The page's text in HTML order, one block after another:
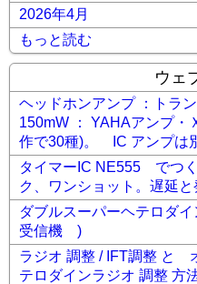
2026年4月
もっと読む
ウェ
ヘッドホンアンプ ：トラ
150mW ： YAHAアンプ・
作で30種)。 IC アンプは
タイマーIC NE555 でつ
ク、ワンショット。遅延と
ダブルスーパーヘテロダ
受信機 )
ラジオ 調整 / IFT調整 と
テロダインラジオ 調整 方